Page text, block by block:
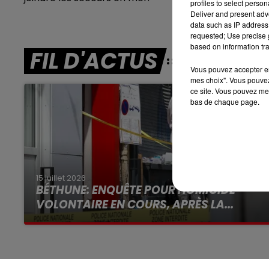
DEBOUT C'EST L'HEURE
FIL D'ACTUS
15 juillet 2026
BÉTHUNE: ENQUÊTE POUR HOMICIDE
VOLONTAIRE EN COURS, APRÈS LA...
Selon les premiers éléments, le logement
profiles to select
Deliver and present
data such as IP
requested; Use precise
based on information
Vous pouvez accepter
mes choix". Vous
ce site. Vous pouvez
bas de chaque page.